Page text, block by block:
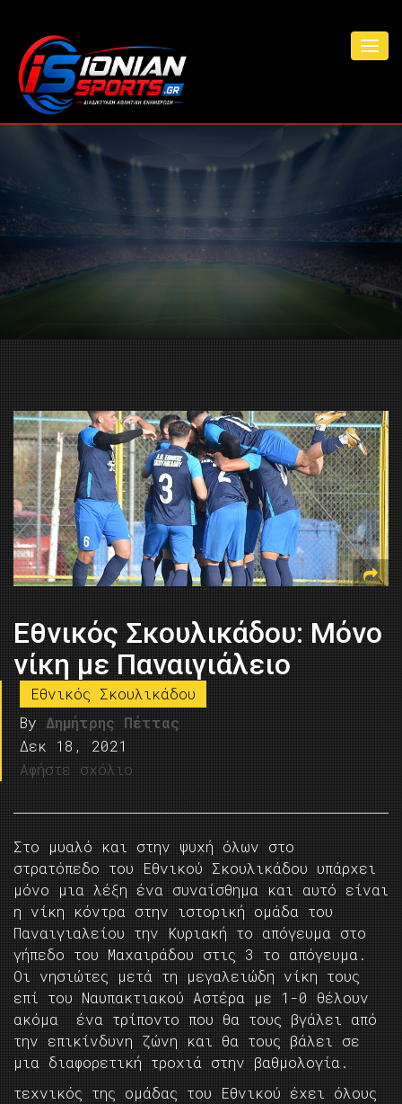
Εθνικός Σκουλικάδου: Mόνο
νίκη με Παναιγιάλειο
Εθνικός Σκουλικάδου
By Δημήτρης Πέττας
Δεκ 18, 2021
Αφήστε σχόλιο
Στο μυαλό και στην ψυχή όλων στο
στρατόπεδο του Εθνικού Σκουλικάδου υπάρχει
μόνο μια λέξη ένα συναίσθημα και αυτό είναι
η νίκη κόντρα στην ιστορική ομάδα του
Παναιγιαλείου την Κυριακή το απόγευμα στο
γήπεδο του Μαχαιράδου στις 3 το απόγευμα.
Οι νησιώτες μετά τη μεγαλειώδη νίκη τους
επί του Ναυπακτιακού Αστέρα με 1-0 θέλουν
ακόμα ένα τρίποντο που θα τους βγάλει από
την επικίνδυνη ζώνη και θα τους βάλει σε
μια διαφορετική τροχιά στην βαθμολογία.
τεχνικός της ομάδας του Εθνικού έχει όλους